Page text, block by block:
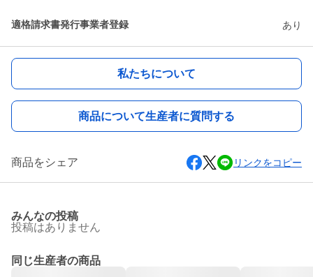
適格請求書発行事業者登録 あり
私たちについて
商品について生産者に質問する
商品をシェア リンクをコピー
みんなの投稿
投稿はありません
同じ生産者の商品